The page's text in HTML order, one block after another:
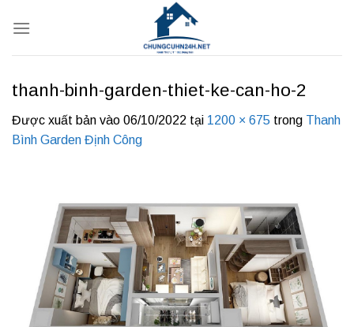
qua
thanh-binh-garden-thiet-ke-can-ho-2
Được xuất bản vào 06/10/2022 tại 1200 × 675 trong Thanh
Bình Garden Định Công